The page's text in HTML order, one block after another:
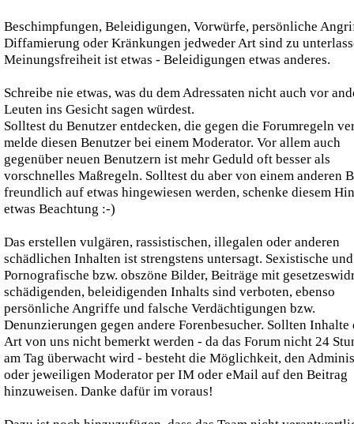
Beschimpfungen, Beleidigungen, Vorwürfe, persönliche
Diffamierung oder Kränkungen jedweder Art sind zu
Meinungsfreiheit ist etwas - Beleidigungen etwas anderes.
Schreibe nie etwas, was du dem Adressaten nicht auch vor
Leuten ins Gesicht sagen würdest.
Solltest du Benutzer entdecken, die gegen die Forumregeln
melde diesen Benutzer bei einem Moderator. Vor allem auch
gegenüber neuen Benutzern ist mehr Geduld oft besser als
vorschnelles Maßregeln. Solltest du aber von einem anderen
freundlich auf etwas hingewiesen werden, schenke diesem
etwas Beachtung :-)
Das erstellen vulgären, rassistischen, illegalen oder anderen
schädlichen Inhalten ist strengstens untersagt. Sexistische und
Pornografische bzw. obszöne Bilder, Beiträge mit
schädigenden, beleidigenden Inhalts sind verboten, ebenso
persönliche Angriffe und falsche Verdächtigungen bzw.
Denunzierungen gegen andere Forenbesucher. Sollten Inhalte
Art von uns nicht bemerkt werden - da das Forum nicht 24
am Tag überwacht wird - besteht die Möglichkeit, den
oder jeweiligen Moderator per IM oder eMail auf den Beitrag
hinzuweisen. Danke dafür im voraus!